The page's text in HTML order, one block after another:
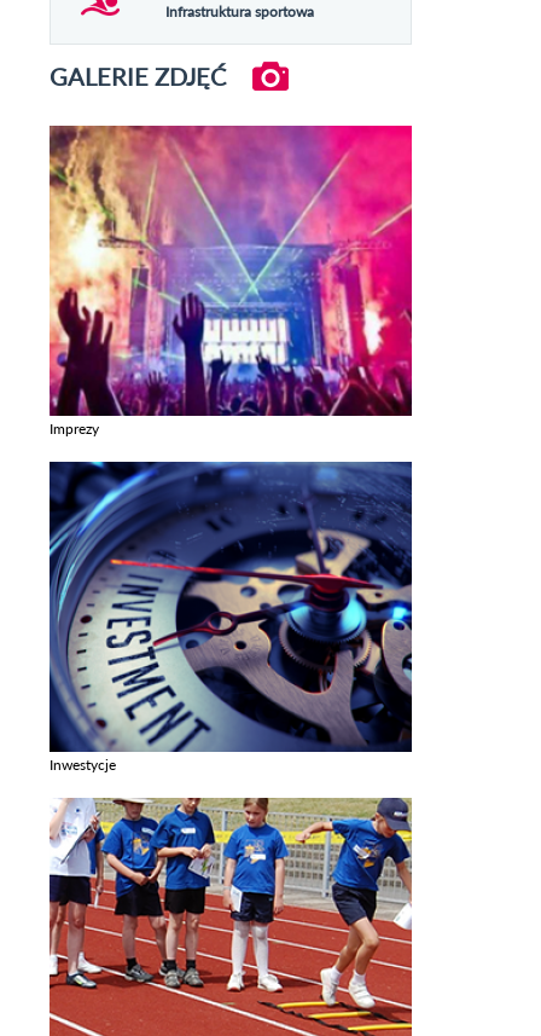
Infrastruktura sportowa
GALERIE ZDJĘĆ
Imprezy
Inwestycje